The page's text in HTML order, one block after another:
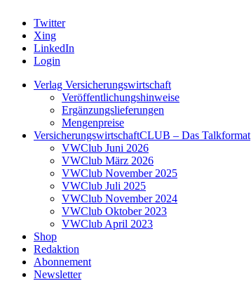
Twitter
Xing
LinkedIn
Login
Verlag Versicherungswirtschaft
Veröffentlichungshinweise
Ergänzungslieferungen
Mengenpreise
VersicherungswirtschaftCLUB – Das Talkformat
VWClub Juni 2026
VWClub März 2026
VWClub November 2025
VWClub Juli 2025
VWClub November 2024
VWClub Oktober 2023
VWClub April 2023
Shop
Redaktion
Abonnement
Newsletter